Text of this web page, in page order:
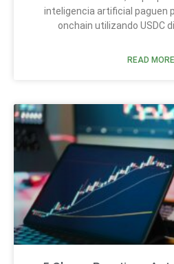
inteligencia artificial paguen
onchain utilizando USDC
READ